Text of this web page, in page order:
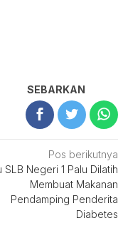
SEBARKAN
Pos berikutnya
SLB Negeri 1 Palu Dilatih
Membuat Makanan
Pendamping Penderita
Diabetes